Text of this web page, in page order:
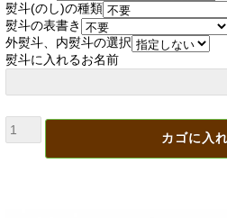
熨斗(のし)の種類
熨斗の表書き
外熨斗、内熨斗の選択
熨斗に入れるお名前